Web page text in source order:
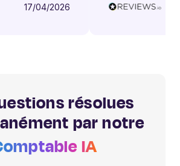
17/04/2026
résolues
par notre
IA